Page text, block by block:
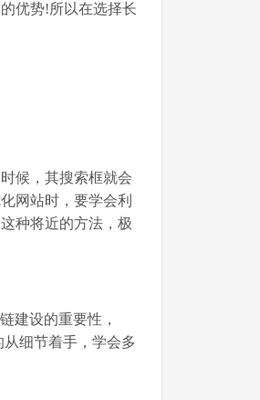
优势!所以在选择长
候，其搜索框就会
网站时，要学会利
种将近的方法，极
建设的重要性，
细节着手，学会多